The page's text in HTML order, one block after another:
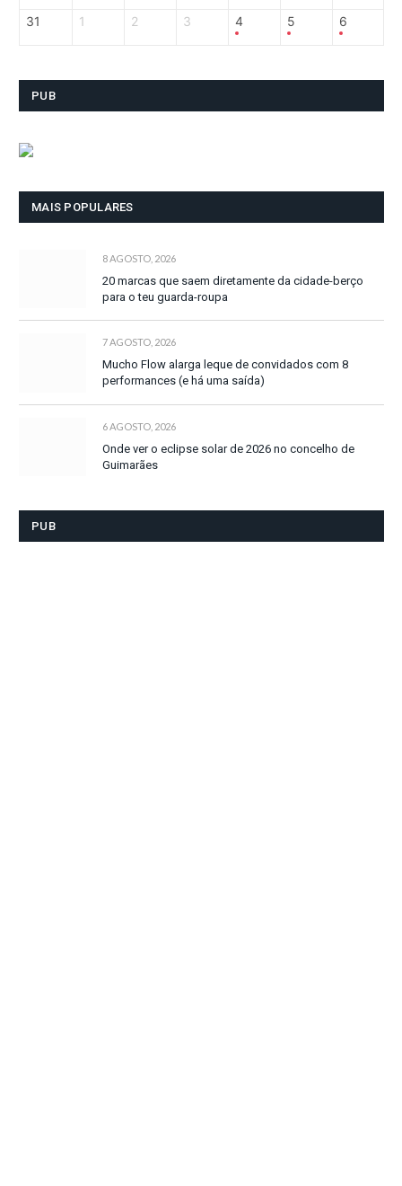
31 1 2 3 4 5 6
PUB
MAIS POPULARES
8 AGOSTO, 2026
20 marcas que saem diretamente da cidade-berço
para o teu guarda-roupa
7 AGOSTO, 2026
Mucho Flow alarga leque de convidados com 8
performances (e há uma saída)
6 AGOSTO, 2026
Onde ver o eclipse solar de 2026 no concelho de
Guimarães
PUB